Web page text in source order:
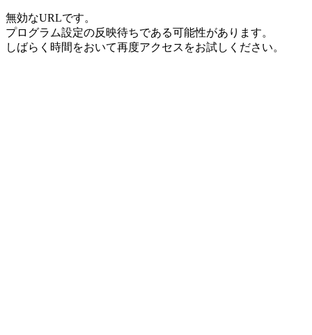
無効なURLです。
プログラム設定の反映待ちである可能性があります。
しばらく時間をおいて再度アクセスをお試しください。